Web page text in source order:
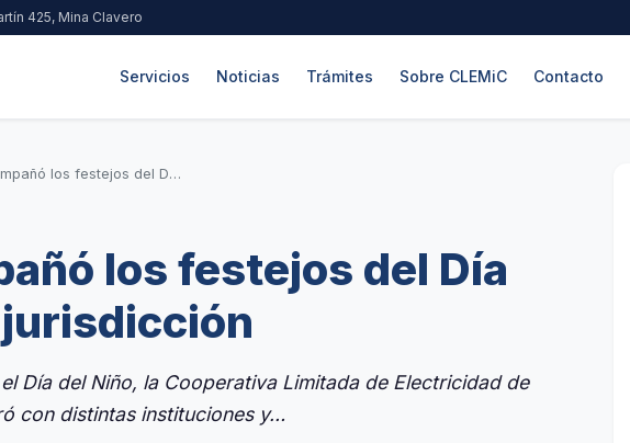
425, Mina Clavero
Servicios Noticias Trámites Sobre CLEMiC Contacto
CLEMiC acompañó los festejos del Día del Niño en su jurisdicción
los festejos del Día
Día del Niño, la Cooperativa Limitada de Electricidad de
con distintas instituciones y…